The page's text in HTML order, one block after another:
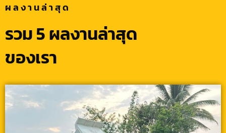
ผลงานล่าสุด
รวม 5 ผลงานล่าสุด
ของเรา